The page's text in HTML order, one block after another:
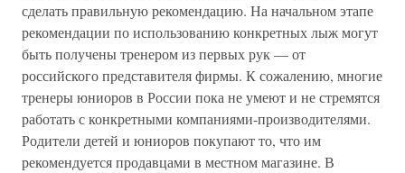
сделать правильную рекомендацию. На начальном этапе
рекомендации по использованию конкретных лыж могут
быть получены тренером из первых рук — от
российского представителя фирмы. К сожалению, многие
тренеры юниоров в России пока не умеют и не стремятся
работать с конкретными компаниями-производителями.
Родители детей и юниоров покупают то, что им
рекомендуется продавцами в местном магазине. В